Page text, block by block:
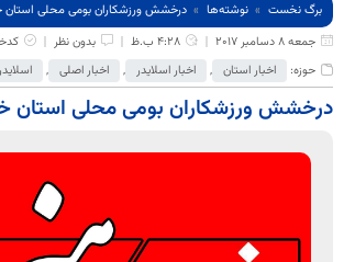
برگ نخست نوشته‌ها
درخشش ورزشکاران بومی محلی
جمعه 8 دسامبر 2017
4:28 ب.ظ بدون نظر
حوزه:
اخبار استان , اخبار اسلایدر , اخبار اصلی , اسلایدر
درخشش ورزشکاران بومی محلی استان